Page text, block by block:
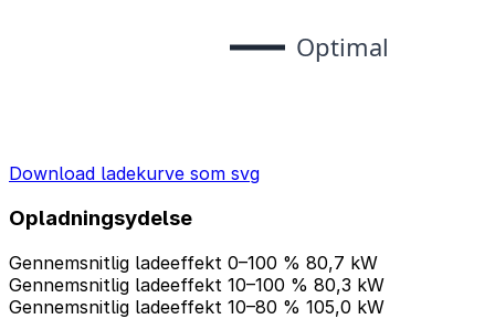
Download ladekurve som svg
Opladningsydelse
Gennemsnitlig ladeeffekt 0–100 % 80,7 kW
Gennemsnitlig ladeeffekt 10–100 % 80,3 kW
Gennemsnitlig ladeeffekt 10–80 % 105,0 kW